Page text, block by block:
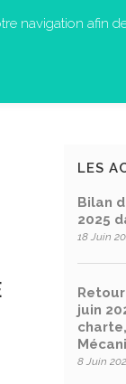
LES
Bilan
2025
18 Juin
juin
8 Juin
navigation afin